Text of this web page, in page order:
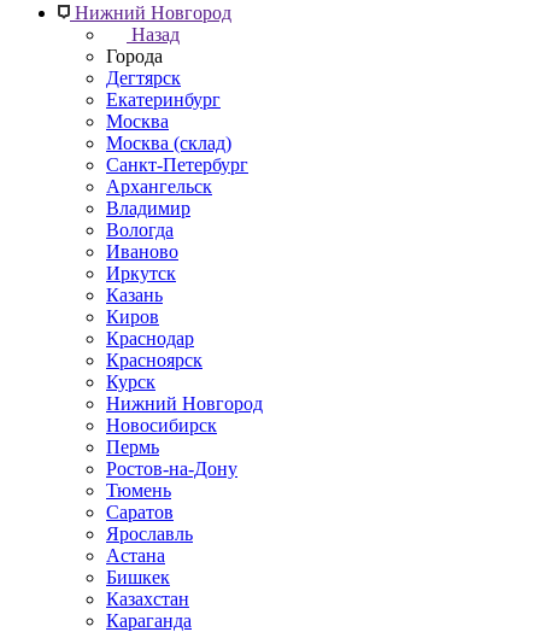
Нижний Новгород
Назад
Города
Дегтярск
Екатеринбург
Москва
Москва (склад)
Санкт-Петербург
Архангельск
Владимир
Вологда
Иваново
Иркутск
Казань
Киров
Краснодар
Красноярск
Курск
Нижний Новгород
Новосибирск
Пермь
Ростов-на-Дону
Тюмень
Саратов
Ярославль
Астана
Бишкек
Казахстан
Караганда